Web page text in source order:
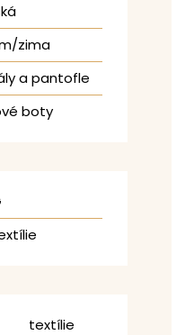
zima
a pantofle
boty
textílie